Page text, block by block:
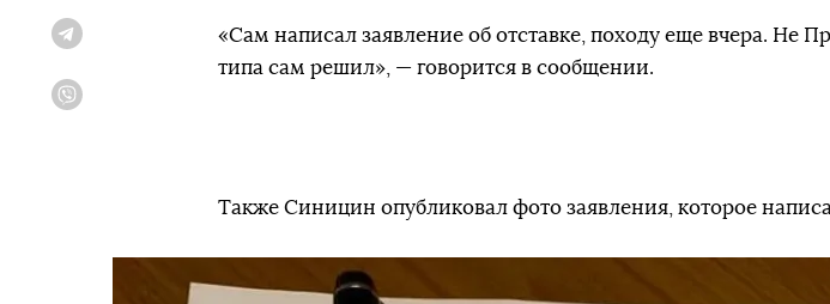
«Сам написал заявление об отставке, походу еще вчера. Не
типа сам решил», — говорится в сообщении.
Также Синицин опубликовал фото заявления, которое